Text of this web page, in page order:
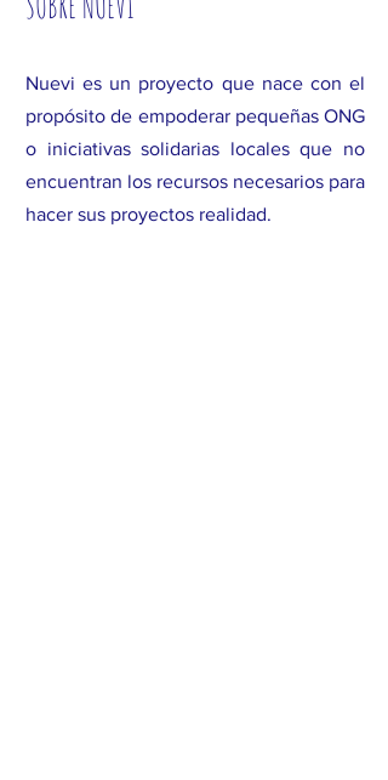
Nuevi es un proyecto que nace con el
propósito de empoderar pequeñas ONG
o iniciativas solidarias locales que no
encuentran los recursos necesarios para
hacer sus proyectos realidad.